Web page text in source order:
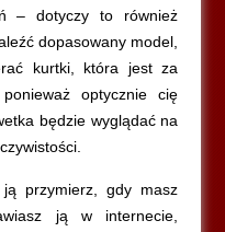
– dotyczy to również
dopasowany model,
kurtki, która jest za
optycznie cię
będzie wyglądać na
przymierz, gdy masz
ją w internecie,